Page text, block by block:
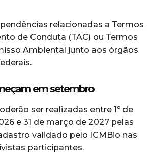
relacionadas a Termos
de Conduta (TAC) ou Termos
Ambiental junto aos órgãos
em setembro
ser realizadas entre 1º de
e 31 de março de 2027 pelas
validado pelo ICMBio nas
participantes.